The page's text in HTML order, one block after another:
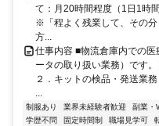
て：月20時間程度（1日1時
※「程よく残業して、その分
方...
仕事内容 ■物流倉庫内での
ータの取り扱い業務）です
２．キットの検品・発送業
...
制服あり 業界未経験者歓迎 副業・
学歴不問
固定時間制 職場見学可